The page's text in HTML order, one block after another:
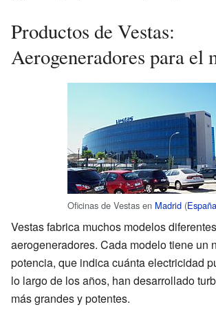
Productos de Vestas:
Aerogeneradores para el
Oficinas de Vestas en Madrid (España
Vestas fabrica muchos modelos
aerogeneradores. Cada modelo tiene un
potencia, que indica cuánta electricidad
lo largo de los años, han desarrollado
más grandes y potentes.